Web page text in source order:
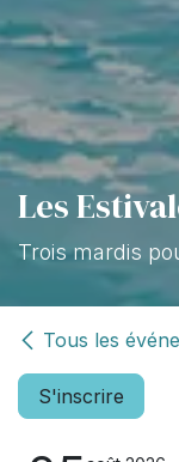
Les
Trois mardis
Tous les
S'inscrire